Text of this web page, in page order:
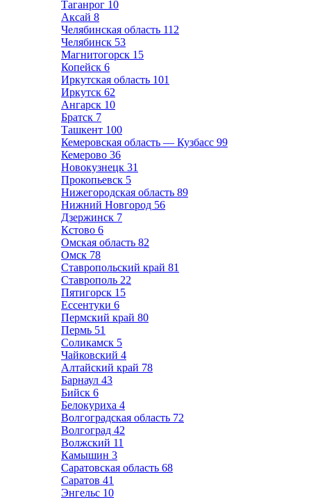
Таганрог 10
Аксай 8
Челябинская область 112
Челябинск 53
Магнитогорск 15
Копейск 6
Иркутская область 101
Иркутск 62
Ангарск 10
Братск 7
Ташкент 100
Кемеровская область — Кузбасс 99
Кемерово 36
Новокузнецк 31
Прокопьевск 5
Нижегородская область 89
Нижний Новгород 56
Дзержинск 7
Кстово 6
Омская область 82
Омск 78
Ставропольский край 81
Ставрополь 22
Пятигорск 15
Ессентуки 6
Пермский край 80
Пермь 51
Соликамск 5
Чайковский 4
Алтайский край 78
Барнаул 43
Бийск 6
Белокуриха 4
Волгоградская область 72
Волгоград 42
Волжский 11
Камышин 3
Саратовская область 68
Саратов 41
Энгельс 10